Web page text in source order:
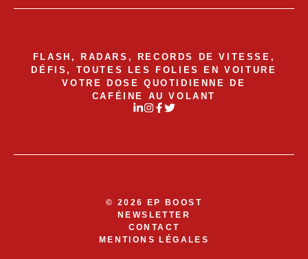
FLASH, RADARS, RECORDS DE VITESSE,
DÉFIS, TOUTES LES FOLIES EN VOITURE
VOTRE DOSE QUOTIDIENNE DE
CAFÉINE AU VOLANT
© 2026 EP BOOST
NEWSLETTER
CONTACT
MENTIONS LÉGALES